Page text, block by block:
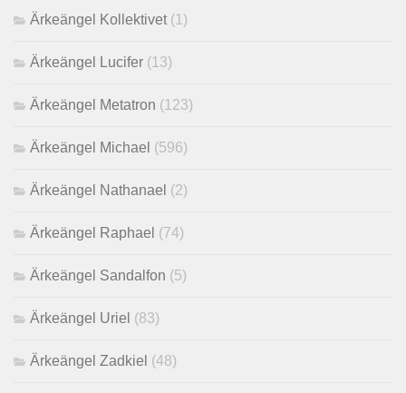
Ärkeängel Kollektivet (1)
Ärkeängel Lucifer (13)
Ärkeängel Metatron (123)
Ärkeängel Michael (596)
Ärkeängel Nathanael (2)
Ärkeängel Raphael (74)
Ärkeängel Sandalfon (5)
Ärkeängel Uriel (83)
Ärkeängel Zadkiel (48)